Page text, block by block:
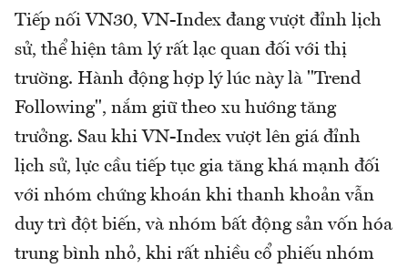
Tiếp nối VN30, VN-Index đang vượt đỉnh lịch
sử, thể hiện tâm lý rất lạc quan đối với thị
trường. Hành động hợp lý lúc này là "Trend
Following", nắm giữ theo xu hướng tăng
trưởng. Sau khi VN-Index vượt lên giá đỉnh
lịch sử, lực cầu tiếp tục gia tăng khá mạnh đối
với nhóm chứng khoán khi thanh khoản vẫn
duy trì đột biến, và nhóm bất động sản vốn hóa
trung bình nhỏ, khi rất nhiều cổ phiếu nhóm